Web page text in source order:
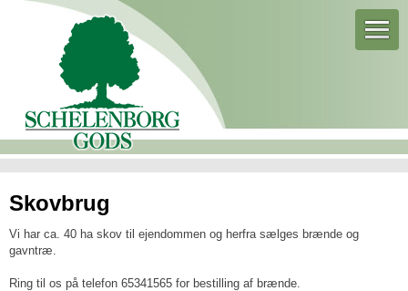
Skovbrug
Vi har ca. 40 ha skov til ejendommen og herfra sælges brænde og
gavntræ.
Ring til os på telefon 65341565 for bestilling af brænde.